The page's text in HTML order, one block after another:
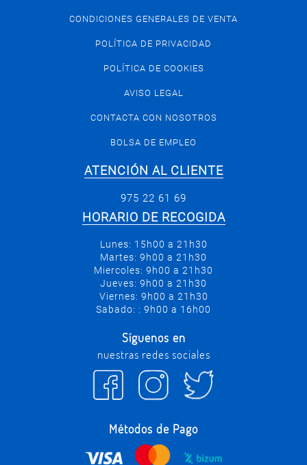
CONDICIONES GENERALES DE VENTA
POLÍTICA DE PRIVACIDAD
POLÍTICA DE COOKIES
AVISO LEGAL
CONTACTA CON NOSOTROS
BOLSA DE EMPLEO
ATENCIÓN AL CLIENTE
975 22 61 69
HORARIO DE RECOGIDA
Lunes: 15h00 a 21h30
Martes: 9h00 a 21h30
Miercoles: 9h00 a 21h30
Jueves: 9h00 a 21h30
Viernes: 9h00 a 21h30
Sabado: : 9h00 a 16h00
Síguenos en
nuestras redes sociales
Métodos de Pago